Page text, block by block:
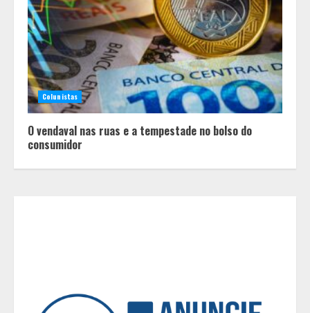
Colunistas
O vendaval nas ruas e a tempestade no bolso do
consumidor
2
Minas+Doce- Feira e Festival da
Doçaria e Confeitaria Mineira
O Bloomsday hoje: 18 horas na vida
de Dublin sob vigilância
Mariano Procópio celebram um ano